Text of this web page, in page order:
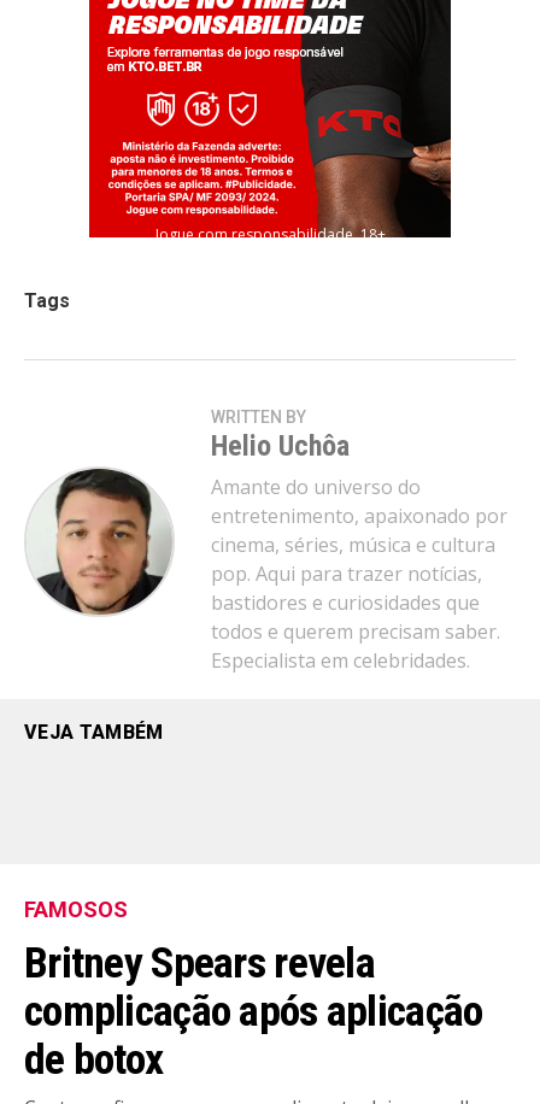
Jogue com responsabilidade. 18+
Tags
WRITTEN BY
Helio Uchôa
Amante do universo do
entretenimento, apaixonado por
cinema, séries, música e cultura
pop. Aqui para trazer notícias,
bastidores e curiosidades que
todos e querem precisam saber.
Especialista em celebridades.
VEJA TAMBÉM
FAMOSOS
Britney Spears revela
complicação após aplicação
de botox